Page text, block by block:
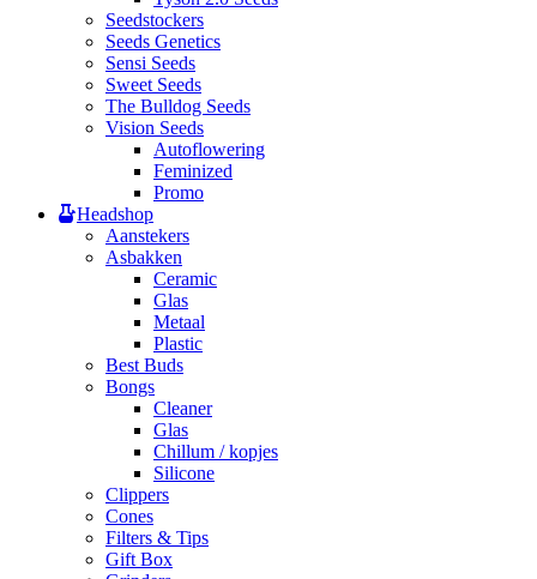
Seedstockers
Seeds Genetics
Sensi Seeds
Sweet Seeds
The Bulldog Seeds
Vision Seeds
Autoflowering
Feminized
Promo
Headshop
Aanstekers
Asbakken
Ceramic
Glas
Metaal
Plastic
Best Buds
Bongs
Cleaner
Glas
Chillum / kopjes
Silicone
Clippers
Cones
Filters & Tips
Gift Box